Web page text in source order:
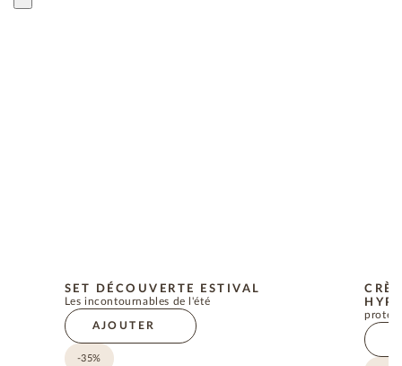
SET DÉCOUVERTE ESTIVAL
Les incontournables de l'été
AJOUTER
-35%